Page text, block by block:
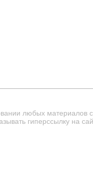
любых материалов с
гиперссылку на